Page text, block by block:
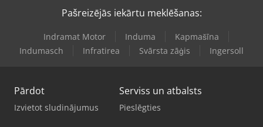
Pašreizējās iekārtu meklēšanas:
Indramat Motor Induma
Kapmašīna
Indumasch
Infratirea Svārsta zāģis Ingersoll
Pārdot
Izvietot sludinājumus
Serviss un atbalsts
Pieslēgties